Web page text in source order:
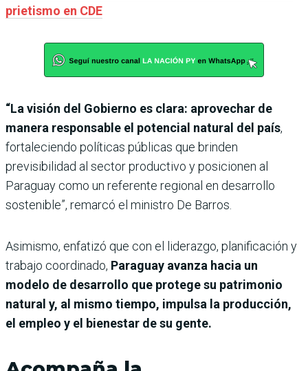
prietismo en CDE
“La visión del Gobierno es clara: aprovechar de
manera responsable el potencial natural del país,
fortaleciendo políticas públicas que brinden
previsibilidad al sector productivo y posicionen al
Paraguay como un referente regional en desarrollo
sostenible”, remarcó el ministro De Barros.
Asimismo, enfatizó que con el liderazgo, planificación y
trabajo coordinado, Paraguay avanza hacia un
modelo de desarrollo que protege su patrimonio
natural y, al mismo tiempo, impulsa la producción,
el empleo y el bienestar de su gente.